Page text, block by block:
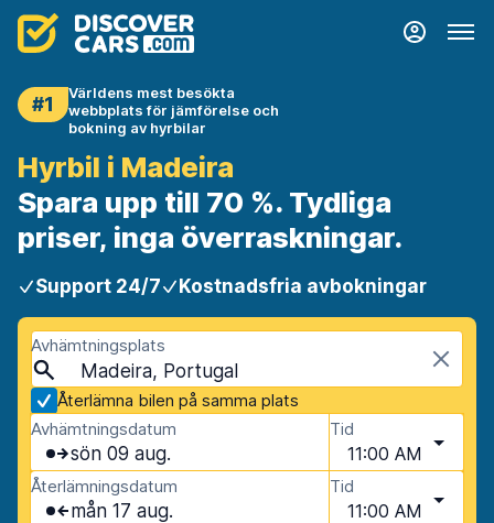
#1
Världens mest besökta
webbplats för jämförelse och
bokning av hyrbilar
Hyrbil i Madeira
Spara upp till 70 %. Tydliga
priser, inga överraskningar.
Support 24/7 Kostnadsfria avbokningar
Avhämtningsplats
Madeira, Portugal
Återlämna bilen på samma plats
Avhämtningsdatum
sön 09 aug.
Tid
11:00 AM
Återlämningsdatum
mån 17 aug.
Tid
11:00 AM